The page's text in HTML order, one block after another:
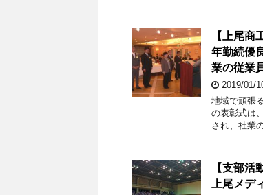
【上尾
年勤続優
業の従業
2019/01/
地域で頑張
の表彰式は
され、社業
【支部
上尾メデ